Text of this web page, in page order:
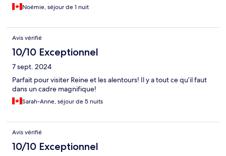
Noémie, séjour de 1 nuit
Avis vérifié
10/10 Exceptionnel
7 sept. 2024
Parfait pour visiter Reine et les alentours! Il y a tout ce qu’il faut
dans un cadre magnifique!
Sarah-Anne, séjour de 5 nuits
Avis vérifié
10/10 Exceptionnel